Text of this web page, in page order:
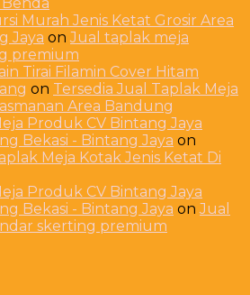
Murah Jenis Ketat Grosir Area
Jaya onJual taplak meja
premium
Tirai Filamin Cover Hitam
on Tersedia Jual Taplak Meja
Area Bandung
Produk CV Bintang Jaya
Bekasi - Bintang Jaya on
Meja Kotak Jenis Ketat Di
Produk CV Bintang Jaya
Bekasi - Bintang Jaya onJual
skerting premium